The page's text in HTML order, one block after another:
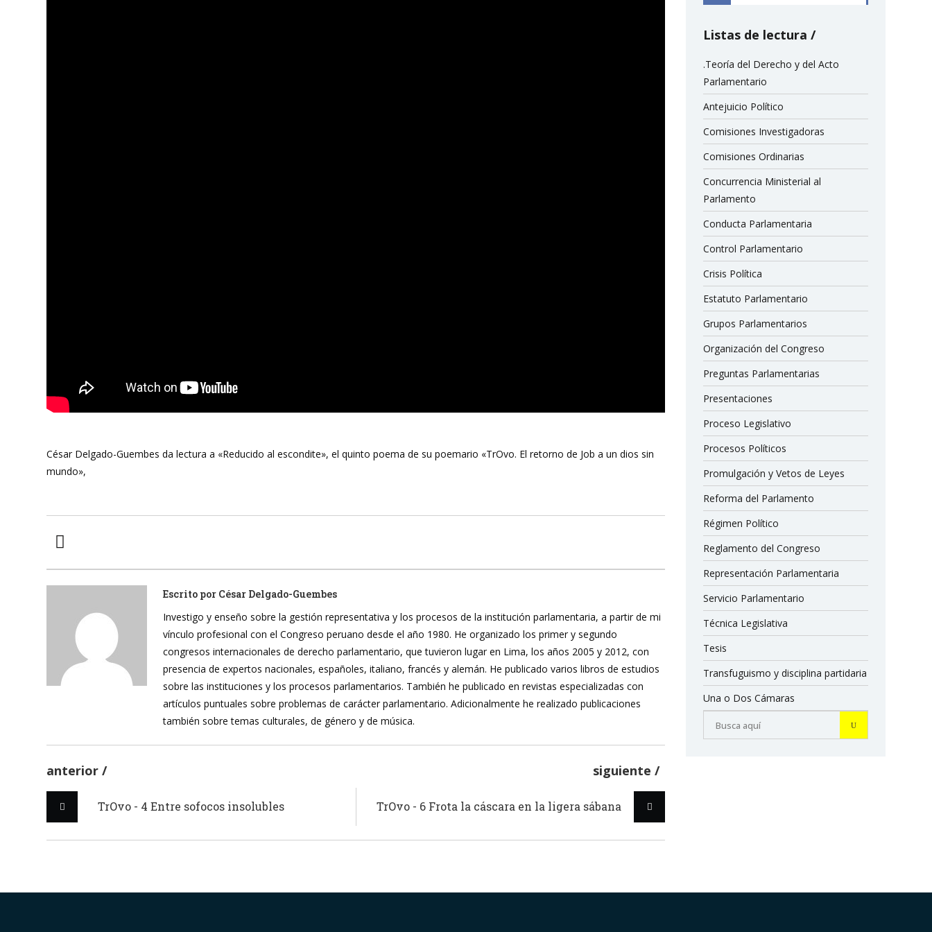
César Delgado-Guembes da lectura a «Reducido al escondite», el quinto poema de su poemario «TrOvo. El retorno de Job a un dios sin
mundo»,
Escrito por César Delgado-Guembes
Investigo y enseño sobre la gestión representativa y los procesos de la institución parlamentaria, a partir de mi
vínculo profesional con el Congreso peruano desde el año 1980. He organizado los primer y segundo
congresos internacionales de derecho parlamentario, que tuvieron lugar en Lima, los años 2005 y 2012, con
presencia de expertos nacionales, españoles, italiano, francés y alemán. He publicado varios libros de estudios
sobre las instituciones y los procesos parlamentarios. También he publicado en revistas especializadas con
artículos puntuales sobre problemas de carácter parlamentario. Adicionalmente he realizado publicaciones
también sobre temas culturales, de género y de música.
anterior siguiente
TrOvo - 4 Entre sofocos insolubles TrOvo - 6 Frota la cáscara en la ligera sábana
Listas de lectura
.Teoría del Derecho y del Acto
Parlamentario
Antejuicio Político
Comisiones Investigadoras
Comisiones Ordinarias
Concurrencia Ministerial al
Parlamento
Conducta Parlamentaria
Control Parlamentario
Crisis Política
Estatuto Parlamentario
Grupos Parlamentarios
Organización del Congreso
Preguntas Parlamentarias
Presentaciones
Proceso Legislativo
Procesos Políticos
Promulgación y Vetos de Leyes
Reforma del Parlamento
Régimen Político
Reglamento del Congreso
Representación Parlamentaria
Servicio Parlamentario
Técnica Legislativa
Tesis
Transfuguismo y disciplina partidaria
Una o Dos Cámaras